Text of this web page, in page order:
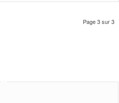
Page 3 sur 3